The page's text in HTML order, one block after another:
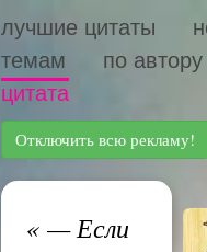
лучшие цитаты
темам
по автору
цитата
Отключить всю рекламу!
«— Если